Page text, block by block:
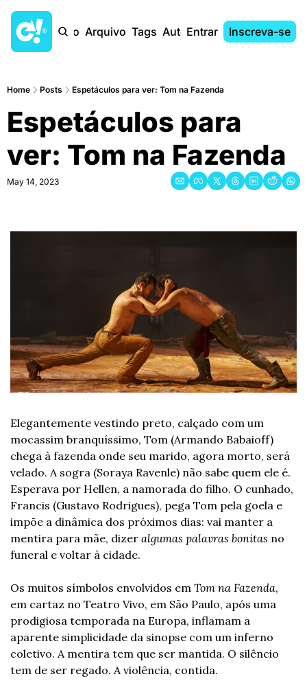
Início Arquivo Tags AutoresEntrar Inscreva-se
Home Posts Espetáculos para ver: Tom na Fazenda
Espetáculos para
ver: Tom na Fazenda
May 14, 2023
Elegantemente vestindo preto, calçado com um
mocassim branquíssimo, Tom (Armando Babaioff)
chega à fazenda onde seu marido, agora morto, será
velado. A sogra (Soraya Ravenle) não sabe quem ele é.
Esperava por Hellen, a namorada do filho. O cunhado,
Francis (Gustavo Rodrigues), pega Tom pela goela e
impõe a dinâmica dos próximos dias: vai manter a
mentira para mãe, dizer algumas palavras bonitas no
funeral e voltar à cidade.
Os muitos símbolos envolvidos em Tom na Fazenda,
em cartaz no Teatro Vivo, em São Paulo, após uma
prodigiosa temporada na Europa, inflamam a
aparente simplicidade da sinopse com um inferno
coletivo. A mentira tem que ser mantida. O silêncio
tem de ser regado. A violência, contida.